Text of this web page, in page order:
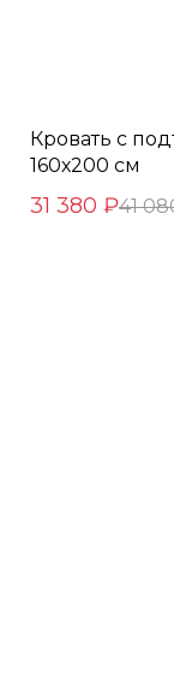
Кровать с
160х200 см
31 380 ₽41